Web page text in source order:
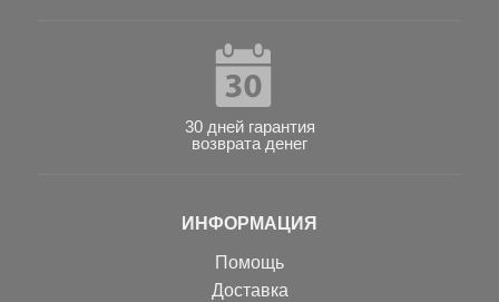
30 дней гарантия
возврата денег
ИНФОРМАЦИЯ
Помощь
Доставка